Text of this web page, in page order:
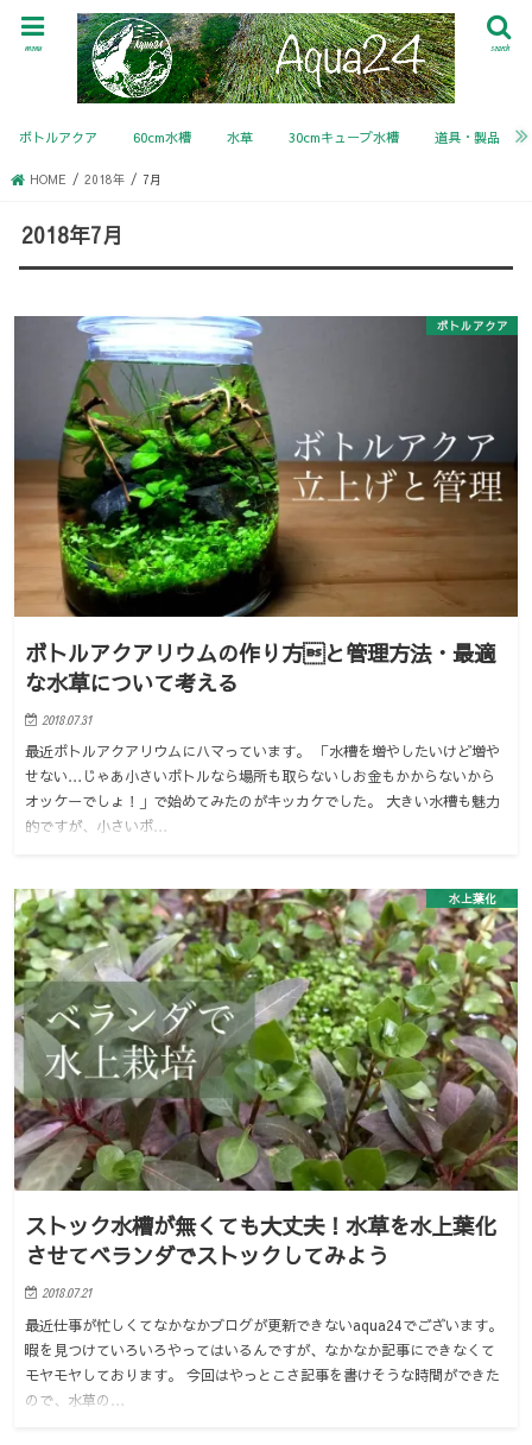
search
menu
ボトルアクア 60cm水槽 水草 30cmキューブ水槽 道具・製品
HOME 2018年 7月
2018年7月
ボトルアクア
ボトルアクアリウムの作り方と管理方法・最適
な水草について考える
2018.07.31
最近ボトルアクアリウムにハマっています。 「水槽を増やしたいけど増や
せない…じゃあ小さいボトルなら場所も取らないしお金もかからないから
オッケーでしょ！」で始めてみたのがキッカケでした。 大きい水槽も魅力
的ですが、小さいボ…
水上葉化
ストック水槽が無くても大丈夫！水草を水上葉化
させてベランダでストックしてみよう
2018.07.21
最近仕事が忙しくてなかなかブログが更新できないaqua24でございます。
暇を見つけていろいろやってはいるんですが、なかなか記事にできなくて
モヤモヤしております。 今回はやっとこさ記事を書けそうな時間ができた
ので、水草の…